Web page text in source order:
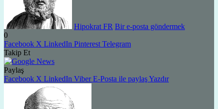
Hipokrat FR Bir e-posta göndermek
0
Facebook X LinkedIn Pinterest Telegram
Takip Et
Paylaş
Facebook X LinkedIn Viber E-Posta ile paylaşYazdır